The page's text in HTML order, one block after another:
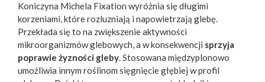
Koniczyna Michela Fixation wyróżnia się długimi
korzeniami, które rozluzniają i napowietrzają glebę.
Przekłada się to na zwiększenie aktywności
mikroorganizmów glebowych, a w konsekwencji sprzyja
poprawie żyzności gleby. Stosowana międzyplonowo
umożliwia innym roślinom sięgnięcie głębiej w profil